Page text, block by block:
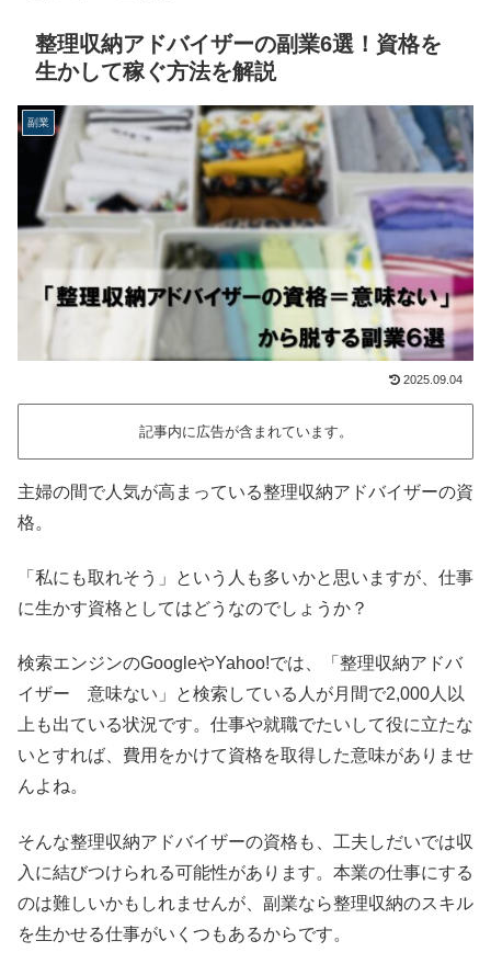
整理収納アドバイザーの副業6選！資格を
生かして稼ぐ方法を解説
副業
2025.09.04
記事内に広告が含まれています。
主婦の間で人気が高まっている整理収納アドバイザーの資
格。
「私にも取れそう」という人も多いかと思いますが、仕事
に生かす資格としてはどうなのでしょうか？
検索エンジンのGoogleやYahoo!では、「整理収納アドバ
イザー 意味ない」と検索している人が月間で2,000人以
上も出ている状況です。仕事や就職でたいして役に立たな
いとすれば、費用をかけて資格を取得した意味がありませ
んよね。
そんな整理収納アドバイザーの資格も、工夫しだいでは収
入に結びつけられる可能性があります。本業の仕事にする
のは難しいかもしれませんが、副業なら整理収納のスキル
を生かせる仕事がいくつもあるからです。